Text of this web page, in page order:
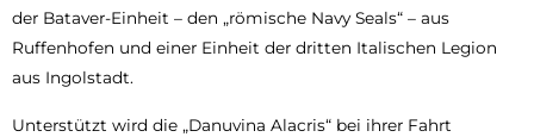
der Bataver-Einheit – den „römische Navy Seals“ – aus
Ruffenhofen und einer Einheit der dritten Italischen Legion
aus Ingolstadt.
Unterstützt wird die „Danuvina Alacris“ bei ihrer Fahrt